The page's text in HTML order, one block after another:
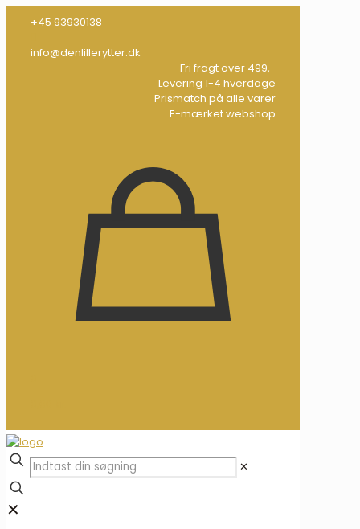
+45 93930138
info@denlillerytter.dk
Fri fragt over 499,-
Levering 1-4 hverdage
Prismatch på alle varer
E-mærket webshop
✕
✕